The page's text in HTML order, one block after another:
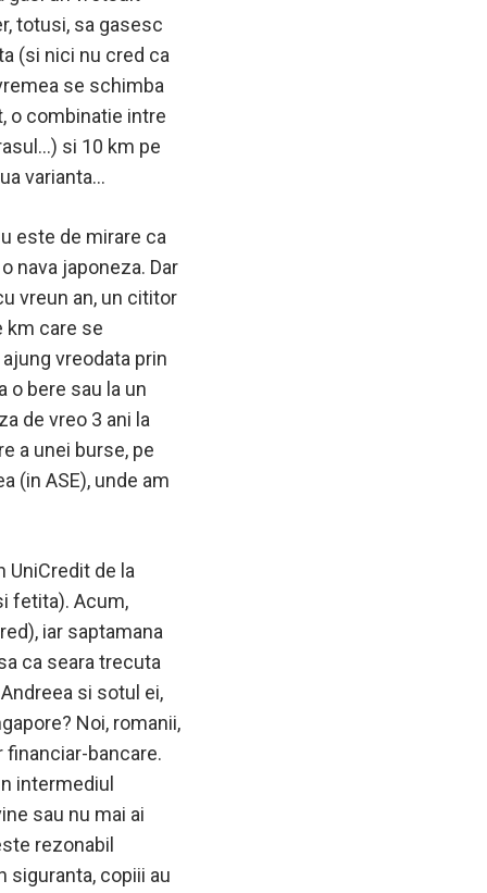
totusi, sa gasesc
(si nici nu cred ca
se schimba
o combinatie intre
si 10 km pe
varianta…
este de mirare ca
nava japoneza. Dar
vreun an, un cititor
km care se
vreodata prin
o bere sau la un
de vreo 3 ani la
a unei burse, pe
(in ASE), unde am
UniCredit de la
fetita). Acum,
iar saptamana
ca seara trecuta
si sotul ei,
Noi, romanii,
bancare.
intermediul
sau nu mai ai
rezonabil
siguranta, copiii au